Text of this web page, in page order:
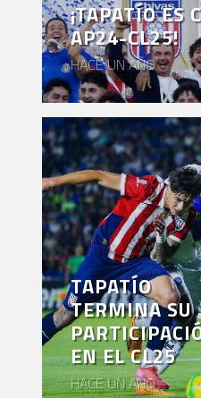
EVENTOS
DEPORTIVOS
REBAÑO
CHIVAS
TIENDA
CHIVAS
CHIVASTV
ESTADIO
AKRON
TOUR
ESTADIO
AKRON
¡TAPATÍO ES
AP24-CL25!
HACE UN AÑO
TAPATÍO
TERMINA SU
EN EL CL25
HACE UN AÑO